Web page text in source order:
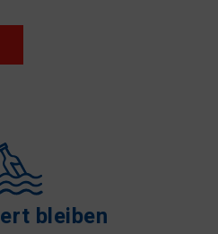
bleiben